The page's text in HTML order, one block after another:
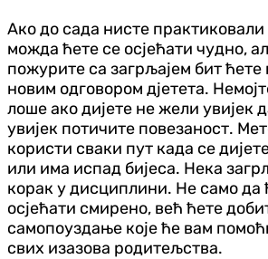
Ако до сада нисте практиковали
можда ћете се осјећати чудно,
пожурите са загрљајем бит
новим одговором д‌јетета.
лоше ако дијете не жели увијек
увијек потичите повезаност.
користи сваки пут када се
или има испад бијеса. Нека
корак у дисциплини. Не само да
осјећати смирено, већ ћете
самопоуздање које ће вам
свих изазова родитељства.